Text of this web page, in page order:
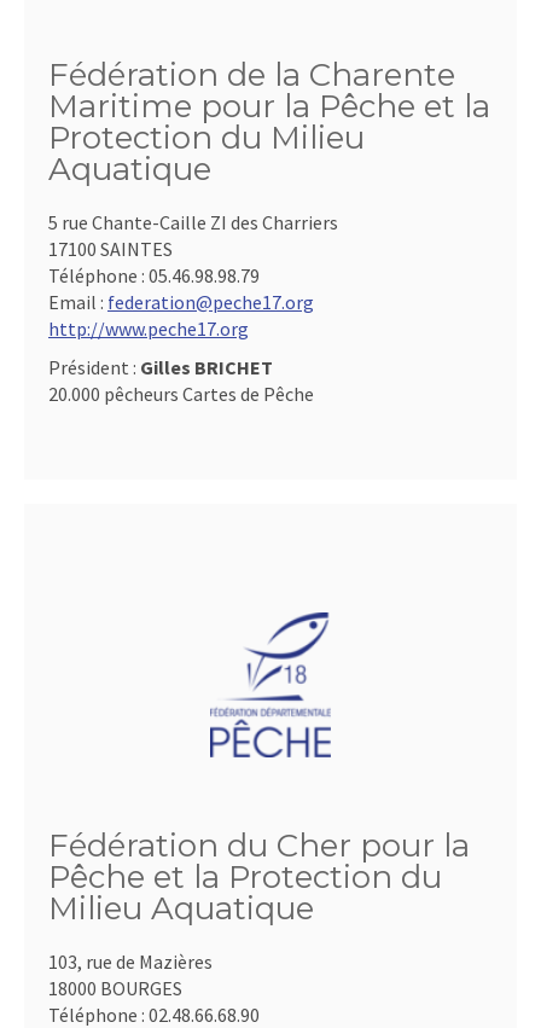
Fédération de la Charente
Maritime pour la Pêche et la
Protection du Milieu
Aquatique
5 rue Chante-Caille ZI des Charriers
17100 SAINTES
Téléphone : 05.46.98.98.79
Email : federation@peche17.org
http://www.peche17.org
Président : Gilles BRICHET
20.000 pêcheurs Cartes de Pêche
Fédération du Cher pour la
Pêche et la Protection du
Milieu Aquatique
103, rue de Mazières
18000 BOURGES
Téléphone : 02.48.66.68.90